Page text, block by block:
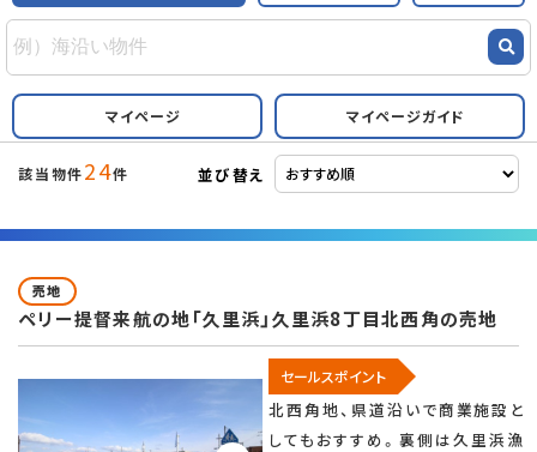
マイページ マイページガイド
該当物件24件 並び替え
売地
ペリー提督来航の地「久里浜」久里浜8丁目北西角の売地
セールスポイント
北西角地、県道沿いで商業施設と
してもおすすめ。裏側は久里浜漁